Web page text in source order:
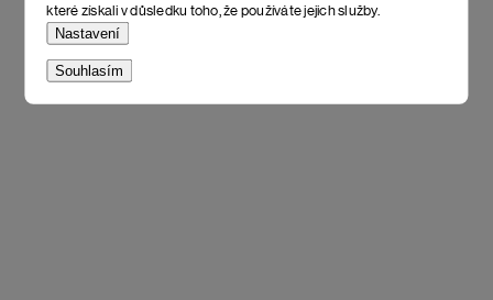
které získali v důsledku toho, že používáte jejich služby.
Nastavení
Souhlasím